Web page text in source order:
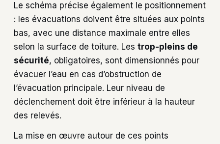
Le schéma précise également le positionnement
: les évacuations doivent être situées aux points
bas, avec une distance maximale entre elles
selon la surface de toiture. Les trop-pleins de
sécurité, obligatoires, sont dimensionnés pour
évacuer l’eau en cas d’obstruction de
l’évacuation principale. Leur niveau de
déclenchement doit être inférieur à la hauteur
des relevés.
La mise en œuvre autour de ces points